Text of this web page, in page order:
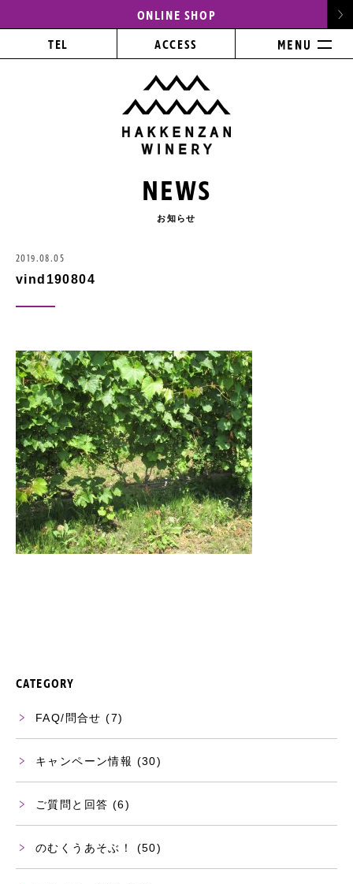
ONLINE SHOP
TEL ACCESS
NEWS
お知らせ
2019.08.05
vind190804
CATEGORY
FAQ/問合せ (7)
キャンペーン情報 (30)
ご質問と回答 (6)
のむくうあそぶ！ (50)